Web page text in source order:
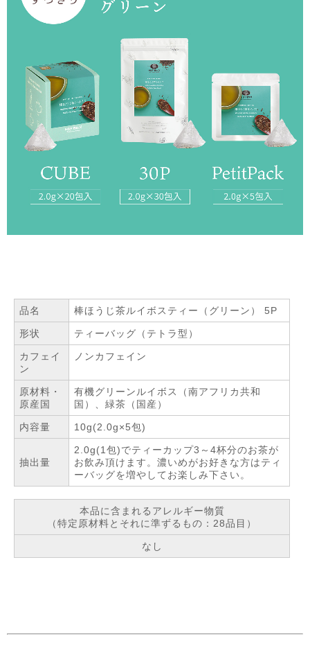
品名 棒ほうじ茶ルイボスティー（グリーン） 5P
形状 ティーバッグ（テトラ型）
カフェイ
ン
ノンカフェイン
原材料・
原産国
有機グリーンルイボス（南アフリカ共和
国）、緑茶（国産）
内容量 10g(2.0g×5包)
抽出量
2.0g(1包)でティーカップ3～4杯分のお茶が
お飲み頂けます。濃いめがお好きな方はティ
ーバッグを増やしてお楽しみ下さい。
本品に含まれるアレルギー物質
（特定原材料とそれに準ずるもの：28品目）
なし